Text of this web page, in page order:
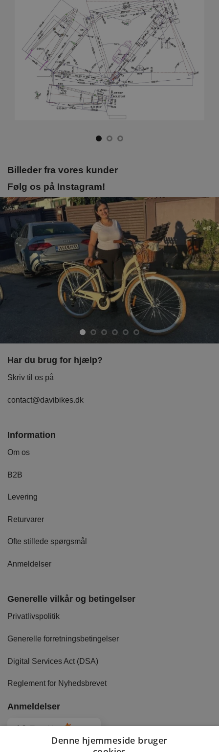
Billeder fra vores kunder
Følg os på Instagram!
Har du brug for hjælp?
Skriv til os på
contact@davibikes.dk
Information
Om os
B2B
Levering
Returvarer
Ofte stillede spørgsmål
Anmeldelser
Generelle vilkår og betingelser
Privatlivspolitik
Generelle forretningsbetingelser
Digital Services Act (DSA)
Reglement for Nyhedsbrevet
Anmeldelser
4.8
Denne hjemmeside bruger